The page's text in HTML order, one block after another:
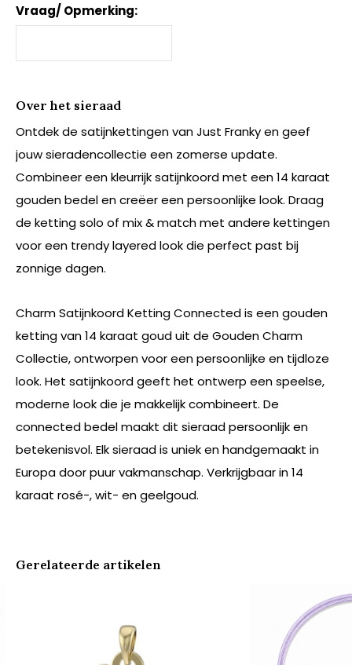
Vraag/ Opmerking:
Over het sieraad
Ontdek de satijnkettingen van Just Franky en geef
jouw sieradencollectie een zomerse update.
Combineer een kleurrijk satijnkoord met een 14 karaat
gouden bedel en creëer een persoonlijke look. Draag
de ketting solo of mix & match met andere kettingen
voor een trendy layered look die perfect past bij
zonnige dagen.
Charm Satijnkoord Ketting Connected is een gouden
ketting van 14 karaat goud uit de Gouden Charm
Collectie, ontworpen voor een persoonlijke en tijdloze
look. Het satijnkoord geeft het ontwerp een speelse,
moderne look die je makkelijk combineert. De
connected bedel maakt dit sieraad persoonlijk en
betekenisvol. Elk sieraad is uniek en handgemaakt in
Europa door puur vakmanschap. Verkrijgbaar in 14
karaat rosé-, wit- en geelgoud.
Gerelateerde artikelen